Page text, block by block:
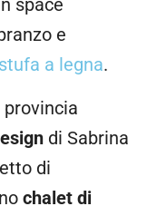
space
e
stufa a legna.
di Sabrina
di
chalet di